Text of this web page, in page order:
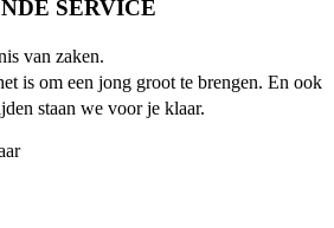
SERVICE
van zaken.
is om een jong groot te brengen. En ook
staan we voor je klaar.